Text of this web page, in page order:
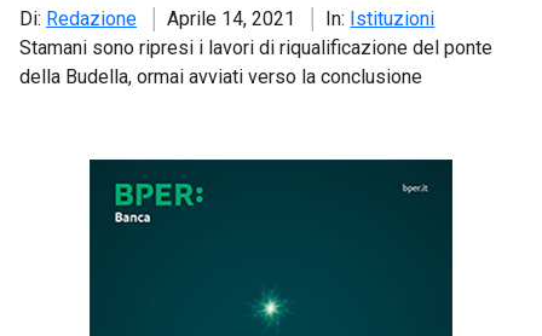
Di: Redazione Aprile 14, 2021 In: Istituzioni
Stamani sono ripresi i lavori di riqualificazione del ponte
della Budella, ormai avviati verso la conclusione